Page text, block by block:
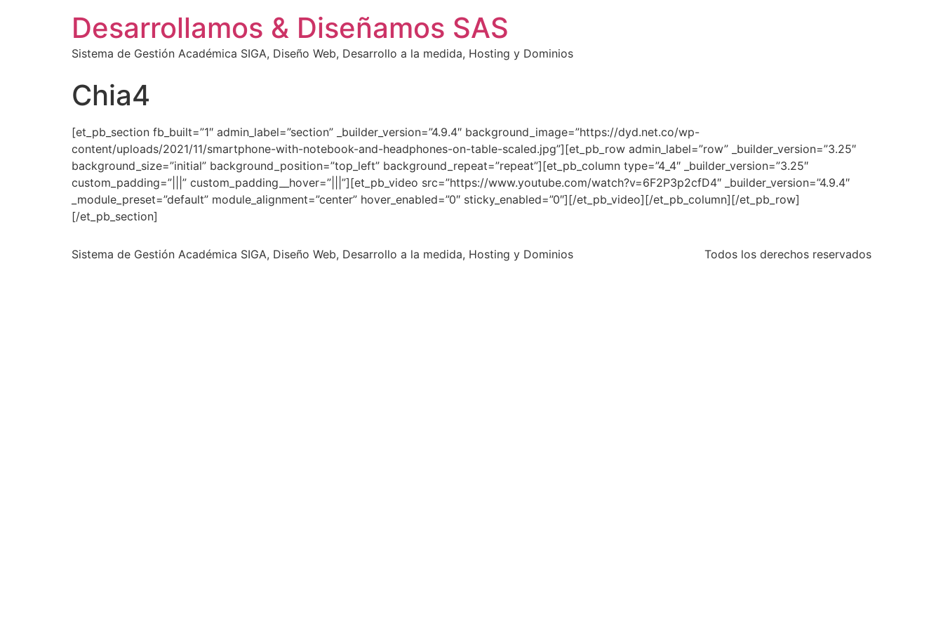
Desarrollamos & Diseñamos SAS
Sistema de Gestión Académica SIGA, Diseño Web, Desarrollo a la medida, Hosting y Dominios
Chia4
[et_pb_section fb_built=”1″ admin_label=”section” _builder_version=”4.9.4″ background_image=”https://dyd.net.co/wp-
content/uploads/2021/11/smartphone-with-notebook-and-headphones-on-table-scaled.jpg”][et_pb_row admin_label=”row” _builder_version=”3.25″
background_size=”initial” background_position=”top_left” background_repeat=”repeat”][et_pb_column type=”4_4″ _builder_version=”3.25″
custom_padding=”|||” custom_padding__hover=”|||”][et_pb_video src=”https://www.youtube.com/watch?v=6F2P3p2cfD4″ _builder_version=”4.9.4″
_module_preset=”default” module_alignment=”center” hover_enabled=”0″ sticky_enabled=”0″][/et_pb_video][/et_pb_column][/et_pb_row]
[/et_pb_section]
Sistema de Gestión Académica SIGA, Diseño Web, Desarrollo a la medida, Hosting y Dominios Todos los derechos reservados